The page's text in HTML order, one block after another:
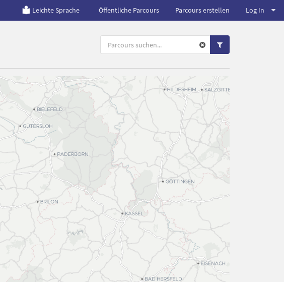
Leichte Sprache Öffentliche Parcours Parcours erstellen Log In